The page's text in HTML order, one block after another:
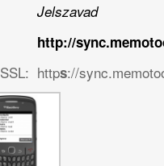
Jelszavad
http://
SSL: https://